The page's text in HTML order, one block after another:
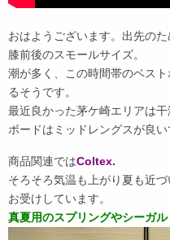
おはようございます。出先のた
膝前後のスモールサイズ。
潮が多く、この時間帯のベス
るそうです。
最近良かった茅ケ崎エリアは干
ボードはミッドレングスが良い
商品関連ではColtex.
そろそろ気温も上がり夏も近
お受けしています。
真夏用のスプリングやシーガル